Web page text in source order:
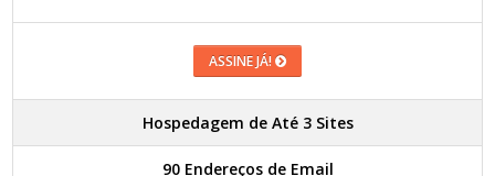
ASSINE JÁ!
Hospedagem de Até 3 Sites
90 Endereços de Email